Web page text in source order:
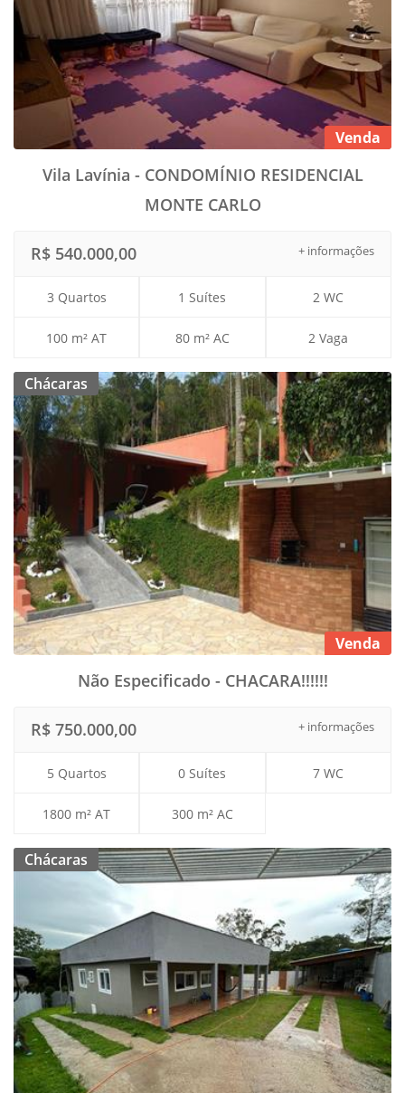
Venda
Vila Lavínia - CONDOMÍNIO RESIDENCIAL
MONTE CARLO
+ informações
R$ 540.000,00
3 Quartos 1 Suítes 2 WC
100 m² AT 80 m² AC 2 Vaga
Chácaras
Venda
Não Especificado - CHACARA!!!!!!
+ informações
R$ 750.000,00
5 Quartos 0 Suítes 7 WC
1800 m² AT 300 m² AC
Chácaras